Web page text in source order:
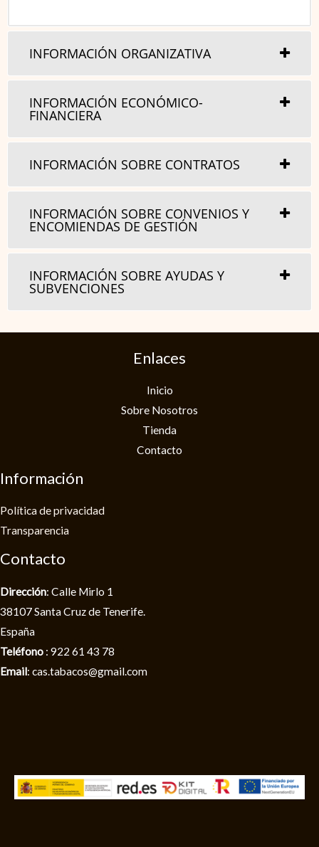
INFORMACIÓN ORGANIZATIVA
INFORMACIÓN ECONÓMICO-
FINANCIERA
INFORMACIÓN SOBRE CONTRATOS
INFORMACIÓN SOBRE CONVENIOS Y
ENCOMIENDAS DE GESTIÓN
INFORMACIÓN SOBRE AYUDAS Y
SUBVENCIONES
Enlaces
Inicio
Sobre Nosotros
Tienda
Contacto
Información
Política de privacidad​
Transparencia
Contacto
Dirección: Calle Mirlo 1
38107 Santa Cruz de Tenerife.
España
Teléfono : 922 61 43 78
Email: cas.tabacos@gmail.com